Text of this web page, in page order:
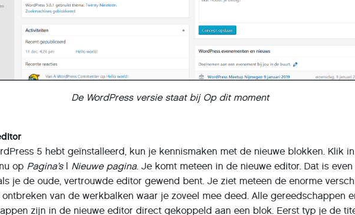
De WordPress versie staat bij Op dit moment
5 hebt geïnstalleerd, kun je kennismaken met de nieuwe blokken. Klik
op Pagina’s | Nieuwe pagina. Je komt meteen in de nieuwe editor. Dat is even
je de oude, vertrouwde editor gewend bent. Je ziet meteen de enorme
ontbreken van de werkbalken waar je zoveel mee deed. Alle gereedschappen
zijn in de nieuwe editor direct gekoppeld aan een blok. Eerst typ je de